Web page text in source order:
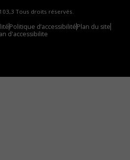
Tous droits réservés.
Politique d’accessibilitéPlan du site
d'accessibilite